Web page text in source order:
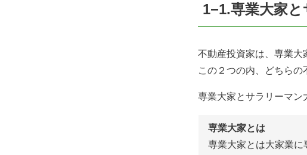
1−1.専業大家
不動産投資家は、専業大
この２つの内、どちらの
専業大家とサラリーマン
専業大家とは
専業大家とは大家業に